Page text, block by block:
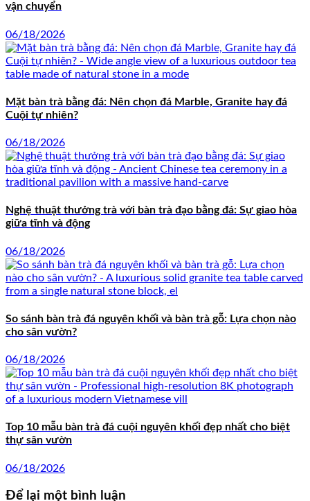
vận chuyển
06/18/2026
Mặt bàn trà bằng đá: Nên chọn đá Marble, Granite hay đá
Cuội tự nhiên?
06/18/2026
Nghệ thuật thưởng trà với bàn trà đạo bằng đá: Sự giao hòa
giữa tĩnh và động
06/18/2026
So sánh bàn trà đá nguyên khối và bàn trà gỗ: Lựa chọn nào
cho sân vườn?
06/18/2026
Top 10 mẫu bàn trà đá cuội nguyên khối đẹp nhất cho biệt
thự sân vườn
06/18/2026
Để lại một bình luận